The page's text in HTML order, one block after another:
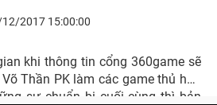
2017 15:00:00
khi thông tin cổng 360game sẽ
Thần PK làm các game thủ háo
sự chuẩn bị cuối cùng thì bản